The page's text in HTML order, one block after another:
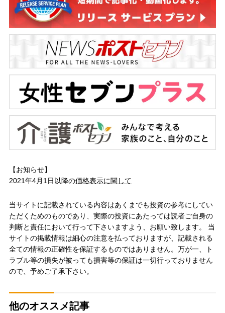
【お知らせ】
2021年4月1日以降の価格表示に関して
当サイトに記載されている内容はあくまでも投資の参考にしてい
ただくためのものであり、実際の投資にあたっては読者ご自身の
判断と責任において行って下さいますよう、お願い致します。 当
サイトの掲載情報は細心の注意を払っておりますが、記載される
全ての情報の正確性を保証するものではありません。万が一、ト
ラブル等の損失が被っても損害等の保証は一切行っておりません
ので、予めご了承下さい。
他のオススメ記事